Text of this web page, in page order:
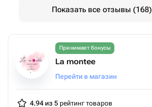
Показать все отзывы (168)
Принимает бонусы
La montee
Перейти в магазин
4.94 из 5 рейтинг товаров